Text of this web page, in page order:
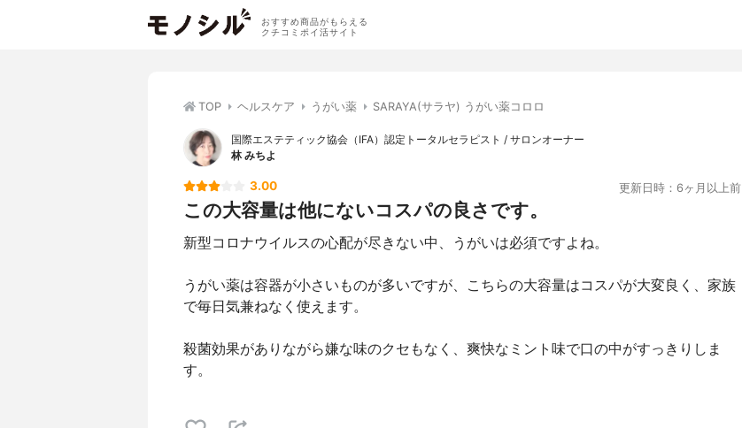
おすすめ商品がもらえる
クチコミポイ活サイト
TOP ヘルスケア うがい薬 SARAYA(サラヤ) うがい薬コロロ
国際エステティック協会（IFA）認定トータルセラピスト / サロンオーナー
林 みちよ
3.00 更新日時：6ヶ月以上前
この大容量は他にないコスパの良さです。
新型コロナウイルスの心配が尽きない中、うがいは必須ですよね。
うがい薬は容器が小さいものが多いですが、こちらの大容量はコスパが大変良く、家族
で毎日気兼ねなく使えます。
殺菌効果がありながら嫌な味のクセもなく、爽快なミント味で口の中がすっきりしま
す。